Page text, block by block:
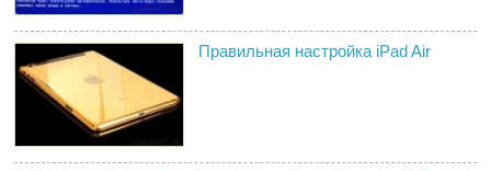
Правильная настройка iPad Air